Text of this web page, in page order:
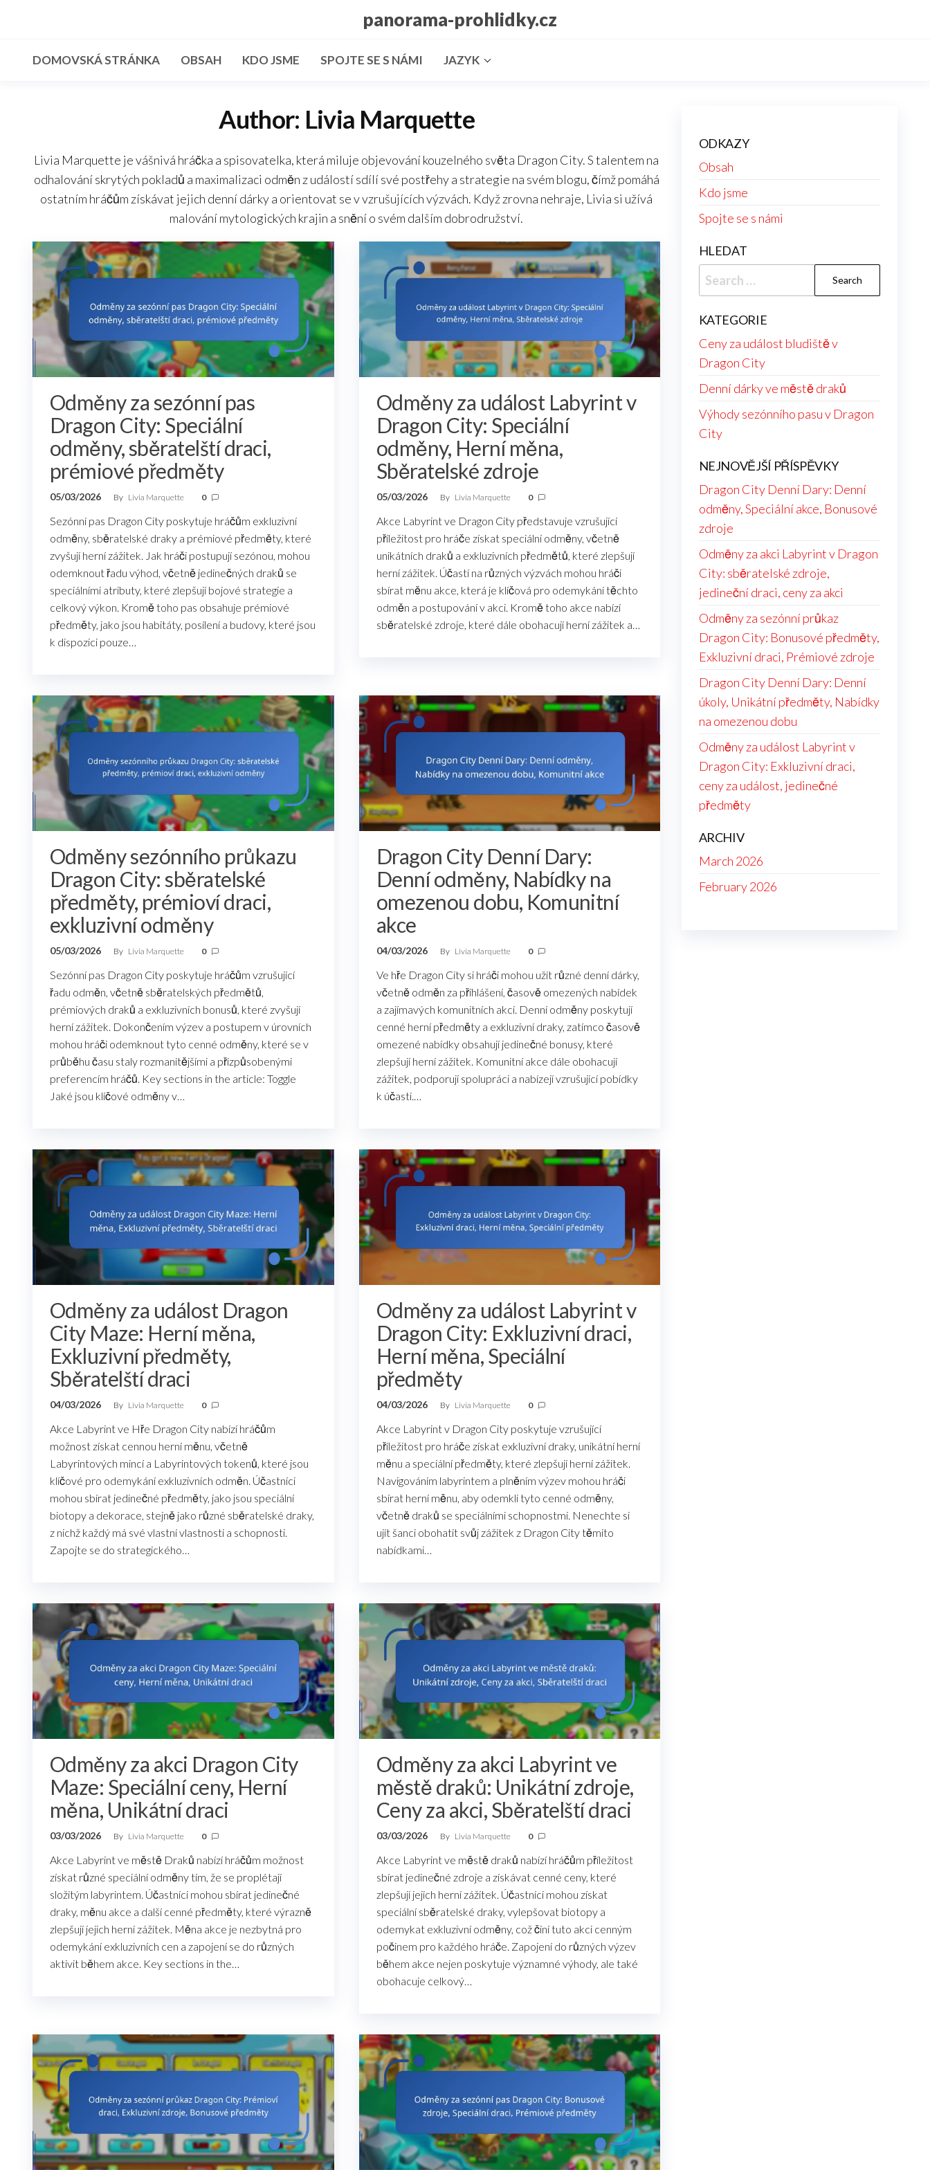
content
panorama-prohlidky.cz
DOMOVSKÁ STRÁNKA OBSAH KDO JSME SPOJTE SE S NÁMI JAZYK
Author: Livia Marquette
Livia Marquette je vášnivá hráčka a spisovatelka, která miluje objevování kouzelného světa Dragon City. S talentem na
odhalování skrytých pokladů a maximalizaci odměn z událostí sdílí své postřehy a strategie na svém blogu, čímž pomáhá
ostatním hráčům získávat jejich denní dárky a orientovat se v vzrušujících výzvách. Když zrovna nehraje, Livia si užívá
malování mytologických krajin a snění o svém dalším dobrodružství.
Odměny za sezónní pas
Dragon City: Speciální
odměny, sběratelští draci,
prémiové předměty
05/03/2026 By Livia Marquette 0
Sezónní pas Dragon City poskytuje hráčům exkluzivní
odměny, sběratelské draky a prémiové předměty, které
zvyšují herní zážitek. Jak hráči postupují sezónou, mohou
odemknout řadu výhod, včetně jedinečných draků se
speciálními atributy, které zlepšují bojové strategie a
celkový výkon. Kromě toho pas obsahuje prémiové
předměty, jako jsou habitáty, posílení a budovy, které jsou
k dispozici pouze…
Odměny za událost Labyrint v
Dragon City: Speciální
odměny, Herní měna,
Sběratelské zdroje
05/03/2026 By Livia Marquette 0
Akce Labyrint ve Dragon City představuje vzrušující
příležitost pro hráče získat speciální odměny, včetně
unikátních draků a exkluzivních předmětů, které zlepšují
herní zážitek. Účastí na různých výzvách mohou hráči
sbírat měnu akce, která je klíčová pro odemykání těchto
odměn a postupování v akci. Kromě toho akce nabízí
sběratelské zdroje, které dále obohacují herní zážitek a…
Odměny sezónního průkazu
Dragon City: sběratelské
předměty, prémioví draci,
exkluzivní odměny
05/03/2026 By Livia Marquette 0
Sezónní pas Dragon City poskytuje hráčům vzrušující
řadu odměn, včetně sběratelských předmětů,
prémiových draků a exkluzivních bonusů, které zvyšují
herní zážitek. Dokončením výzev a postupem v úrovních
mohou hráči odemknout tyto cenné odměny, které se v
průběhu času staly rozmanitějšími a přizpůsobenými
preferencím hráčů. Key sections in the article: Toggle
Jaké jsou klíčové odměny v…
Dragon City Denní Dary:
Denní odměny, Nabídky na
omezenou dobu, Komunitní
akce
04/03/2026 By Livia Marquette 0
Ve hře Dragon City si hráči mohou užít různé denní dárky,
včetně odměn za přihlášení, časově omezených nabídek
a zajímavých komunitních akcí. Denní odměny poskytují
cenné herní předměty a exkluzivní draky, zatímco časově
omezené nabídky obsahují jedinečné bonusy, které
zlepšují herní zážitek. Komunitní akce dále obohacují
zážitek, podporují spolupráci a nabízejí vzrušující pobídky
k účasti.…
Odměny za událost Dragon
City Maze: Herní měna,
Exkluzivní předměty,
Sběratelští draci
04/03/2026 By Livia Marquette 0
Akce Labyrint ve Hře Dragon City nabízí hráčům
možnost získat cennou herní měnu, včetně
Labyrintových mincí a Labyrintových tokenů, které jsou
klíčové pro odemykání exkluzivních odměn. Účastníci
mohou sbírat jedinečné předměty, jako jsou speciální
biotopy a dekorace, stejně jako různé sběratelské draky,
z nichž každý má své vlastní vlastnosti a schopnosti.
Zapojte se do strategického…
Odměny za událost Labyrint v
Dragon City: Exkluzivní draci,
Herní měna, Speciální
předměty
04/03/2026 By Livia Marquette 0
Akce Labyrint v Dragon City poskytuje vzrušující
příležitost pro hráče získat exkluzivní draky, unikátní herní
měnu a speciální předměty, které zlepšují herní zážitek.
Navigováním labyrintem a plněním výzev mohou hráči
sbírat herní měnu, aby odemkli tyto cenné odměny,
včetně draků se speciálními schopnostmi. Nenechte si
ujít šanci obohatit svůj zážitek z Dragon City těmito
nabídkami…
Odměny za akci Dragon City
Maze: Speciální ceny, Herní
měna, Unikátní draci
03/03/2026 By Livia Marquette 0
Akce Labyrint ve městě Draků nabízí hráčům možnost
získat různé speciální odměny tím, že se proplétají
složitým labyrintem. Účastníci mohou sbírat jedinečné
draky, měnu akce a další cenné předměty, které výrazně
zlepšují jejich herní zážitek. Měna akce je nezbytná pro
odemykání exkluzivních cen a zapojení se do různých
aktivit během akce. Key sections in the…
Odměny za akci Labyrint ve
městě draků: Unikátní zdroje,
Ceny za akci, Sběratelští draci
03/03/2026 By Livia Marquette 0
Akce Labyrint ve městě draků nabízí hráčům příležitost
sbírat jedinečné zdroje a získávat cenné ceny, které
zlepšují jejich herní zážitek. Účastníci mohou získat
speciální sběratelské draky, vylepšovat biotopy a
odemykat exkluzivní odměny, což činí tuto akci cenným
počinem pro každého hráče. Zapojení do různých výzev
během akce nejen poskytuje významné výhody, ale také
obohacuje celkový…
ODKAZY
Obsah
Kdo jsme
Spojte se s námi
HLEDAT
Search
for:
KATEGORIE
Ceny za událost bludiště v
Dragon City
Denní dárky ve městě draků
Výhody sezónního pasu v Dragon
City
NEJNOVĚJŠÍ PŘÍSPĚVKY
Dragon City Denní Dary: Denní
odměny, Speciální akce, Bonusové
zdroje
Odměny za akci Labyrint v Dragon
City: sběratelské zdroje,
jedineční draci, ceny za akci
Odměny za sezónní průkaz
Dragon City: Bonusové předměty,
Exkluzivní draci, Prémiové zdroje
Dragon City Denní Dary: Denní
úkoly, Unikátní předměty, Nabídky
na omezenou dobu
Odměny za událost Labyrint v
Dragon City: Exkluzivní draci,
ceny za událost, jedinečné
předměty
ARCHIV
March 2026
February 2026